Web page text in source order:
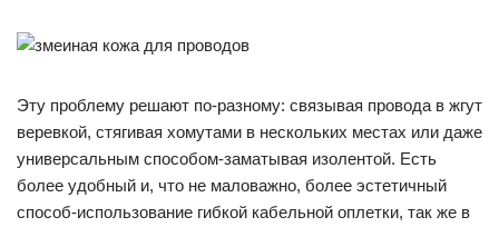
Эту проблему решают по-разному: связывая провода в жгут
веревкой, стягивая хомутами в нескольких местах или даже
универсальным способом-заматывая изолентой. Есть
более удобный и, что не маловажно, более эстетичный
способ-использование гибкой кабельной оплетки, так же в